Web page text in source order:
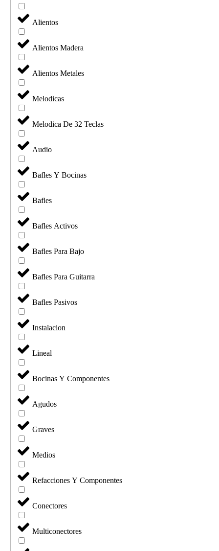
Alientos
Alientos Madera
Alientos Metales
Melodicas
Melodica De 32 Teclas
Audio
Bafles Y Bocinas
Bafles
Bafles Activos
Bafles Para Bajo
Bafles Para Guitarra
Bafles Pasivos
Instalacion
Lineal
Bocinas Y Componentes
Agudos
Graves
Medios
Refacciones Y Componentes
Conectores
Multiconectores